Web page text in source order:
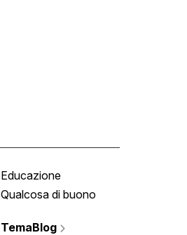
Educazione
Qualcosa di buono
TemaBlog